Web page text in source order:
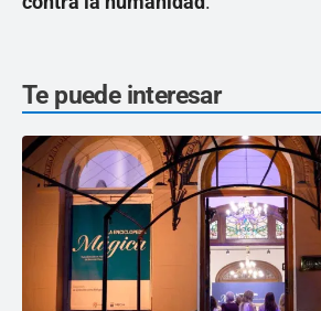
Te puede interesar